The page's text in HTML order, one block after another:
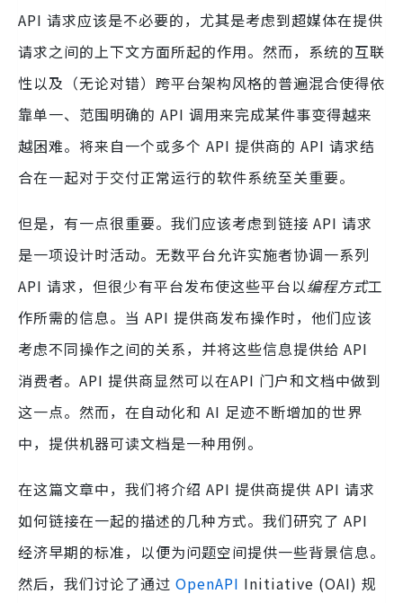
API 请求应该是不必要的，尤其是考虑到超媒体在提供
请求之间的上下文方面所起的作用。然而，系统的互联
性以及（无论对错）跨平台架构风格的普遍混合使得依
靠单一、范围明确的 API 调用来完成某件事变得越来
越困难。将来自一个或多个 API 提供商的 API 请求结
合在一起对于交付正常运行的软件系统至关重要。
但是，有一点很重要。我们应该考虑到链接 API 请求
是一项设计时活动。无数平台允许实施者协调一系列
API 请求，但很少有平台发布使这些平台以编程方式工
作所需的信息。当 API 提供商发布操作时，他们应该
考虑不同操作之间的关系，并将这些信息提供给 API
消费者。API 提供商显然可以在API 门户和文档中做到
这一点。然而，在自动化和 AI 足迹不断增加的世界
中，提供机器可读文档是一种用例。
在这篇文章中，我们将介绍 API 提供商提供 API 请求
如何链接在一起的描述的几种方式。我们研究了 API
经济早期的标准，以便为问题空间提供一些背景信息。
然后，我们讨论了通过 OpenAPI Initiative (OAI) 规